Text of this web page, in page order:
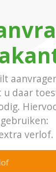
daar
verlof.